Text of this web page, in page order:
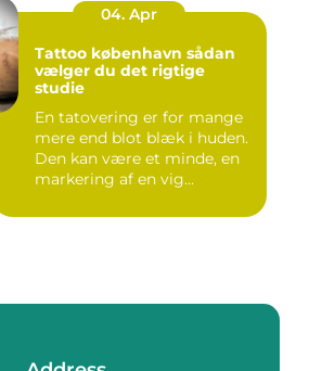
04. Apr
Tattoo københavn sådan
vælger du det rigtige
studie
En tatovering er for mange
mere end blot blæk i huden.
Den kan være et minde, en
markering af en vig...